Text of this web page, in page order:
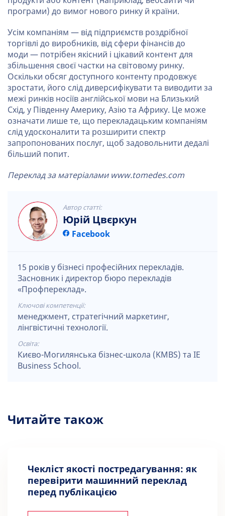
програми) до вимог нового ринку й країни.
Усім компаніям — від підприємств роздрібної
торгівлі до виробників, від сфери фінансів до
моди — потрібен якісний і цікавий контент для
збільшення своєї частки на світовому ринку.
Оскільки обсяг доступного контенту продовжує
зростати, його слід диверсифікувати та виводити за
межі ринків носіїв англійської мови на Близький
Схід, у Південну Америку, Азію та Африку. Це може
означати лише те, що перекладацьким компаніям
слід удосконалити та розширити спектр
запропонованих послуг, щоб задовольнити дедалі
більший попит.
Переклад за матеріалами www.tomedes.com
Автор статті:
Юрій Цвєркун
Facebook
15 років у бізнесі професійних перекладів.
Засновник і директор бюро перекладів
«Профпереклад».
Ключові компетенції:
менеджмент, стратегічний маркетинг,
лінгвістичні технології.
Освіта:
Києво-Могилянська бізнес-школа (KMBS) та IE
Business School.
Читайте також
Чекліст якості постредагування: як
перевірити машинний переклад
перед публікацією